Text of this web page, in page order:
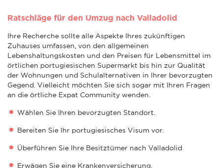
Ratschläge für den Umzug nach Valladolid
Ihre Recherche sollte alle Aspekte Ihres zukünftigen
Zuhauses umfassen, von den allgemeinen
Lebenshaltungskosten und den Preisen für Lebensmittel im
örtlichen portugiesischen Supermarkt bis hin zur Qualität
der Wohnungen und Schulalternativen in Ihrer bevorzugten
Gegend. Vielleicht möchten Sie sich sogar mit Ihren Fragen
an die örtliche Expat Community wenden.
Wählen Sie Ihren bevorzugten Standort.
Bereiten Sie Ihr portugiesisches Visum vor.
Überführen Sie Ihre Besitztümer nach Valladolid
Erwägen Sie eine Krankenversicherung.